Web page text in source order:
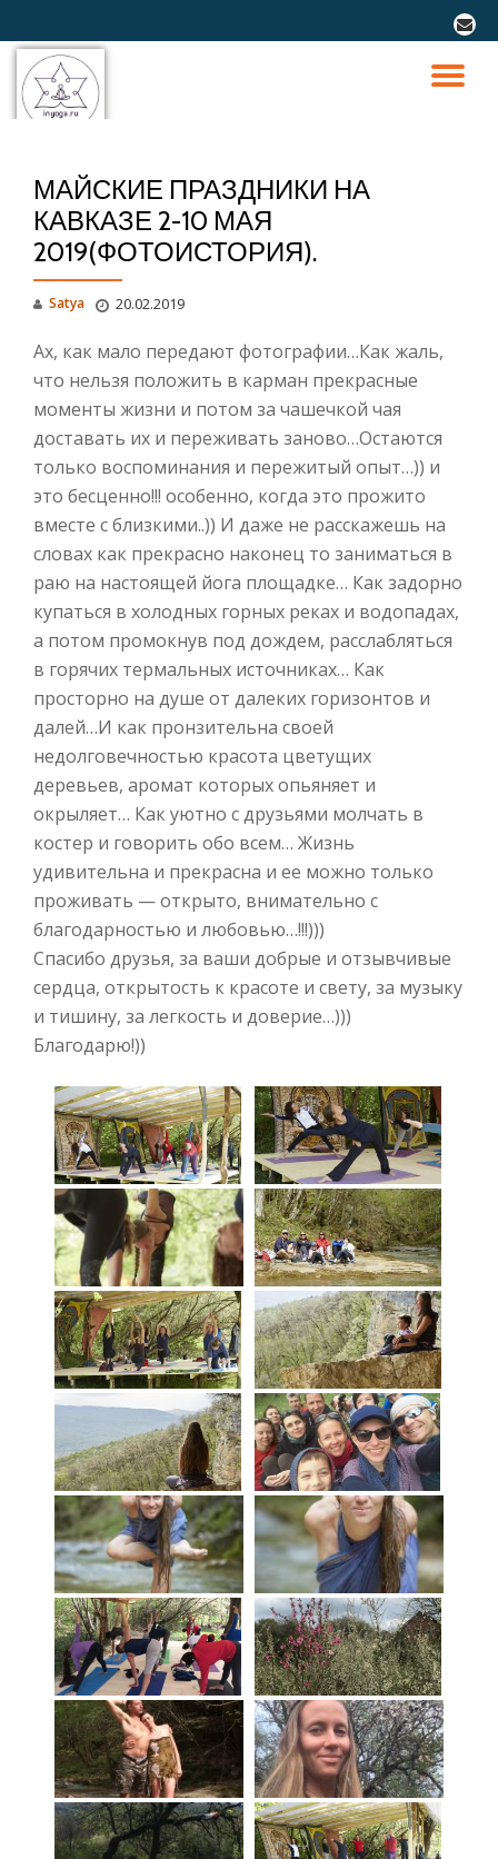
Перейти
содержимому
fa-
МАЙСКИЕ ПРАЗДНИКИ НА
КАВКАЗЕ 2-10 МАЯ
2019(ФОТОИСТОРИЯ).
Satya 20.02.2019
Ах, как мало передают фотографии…Как жаль,
что нельзя положить в карман прекрасные
моменты жизни и потом за чашечкой чая
доставать их и переживать заново…Остаются
только воспоминания и пережитый опыт…)) и
это бесценно!!! особенно, когда это прожито
вместе с близкими..)) И даже не расскажешь на
словах как прекрасно наконец то заниматься в
раю на настоящей йога площадке… Как задорно
купаться в холодных горных реках и водопадах,
а потом промокнув под дождем, расслабляться
в горячих термальных источниках… Как
просторно на душе от далеких горизонтов и
далей…И как пронзительна своей
недолговечностью красота цветущих
деревьев, аромат которых опьяняет и
окрыляет… Как уютно с друзьями молчать в
костер и говорить обо всем… Жизнь
удивительна и прекрасна и ее можно только
проживать — открыто, внимательно с
благодарностью и любовью…!!!)))
Спасибо друзья, за ваши добрые и отзывчивые
сердца, открытость к красоте и свету, за музыку
и тишину, за легкость и доверие…)))
Благодарю!))